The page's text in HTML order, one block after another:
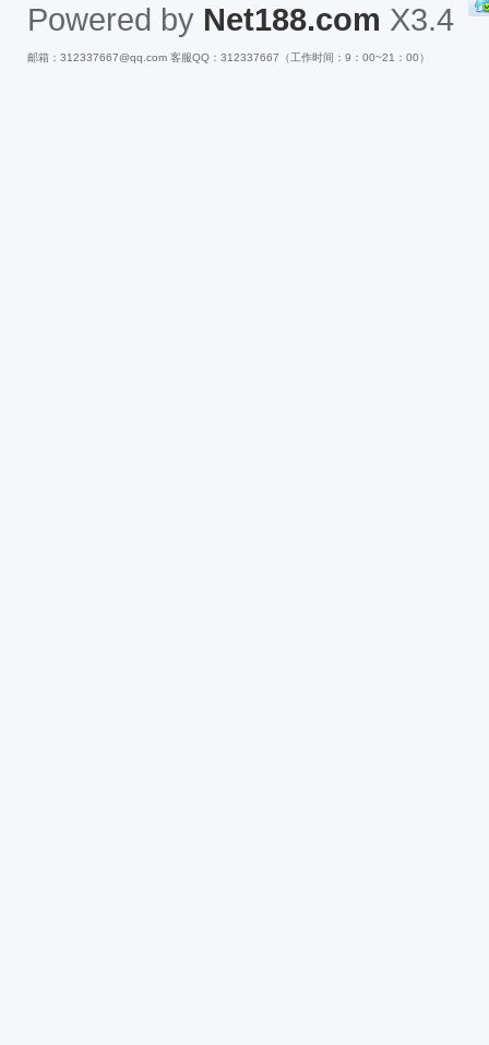
Powered by Net188.com X3.4
邮箱：312337667@qq.com 客服QQ：312337667（工作时间：9：00~21：00）